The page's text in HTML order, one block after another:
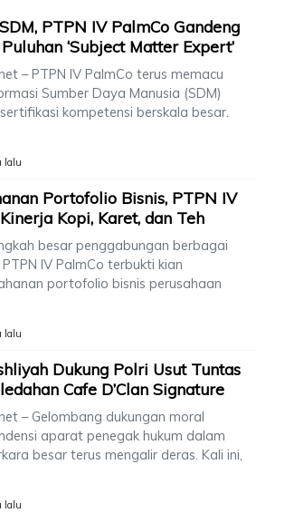
PTPN IV PalmCo Gandeng
‘Subject Matter Expert’
– PTPN IV PalmCo terus memacu
Sumber Daya Manusia (SDM)
kompetensi berskala besar.
lalu
Portofolio Bisnis, PTPN IV
Kopi, Karet, dan Teh
besar penggabungan berbagai
IV PalmCo terbukti kian
portofolio bisnis perusahaan
lalu
Dukung Polri Usut Tuntas
Cafe D’Clan Signature
– Gelombang dukungan moral
aparat penegak hukum dalam
besar terus mengalir deras. Kali ini,
lalu